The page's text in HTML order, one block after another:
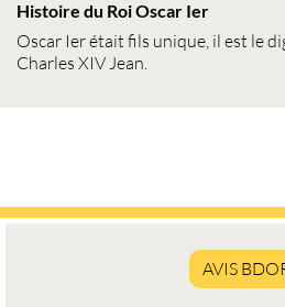
Histoire du Roi Oscar Ier
Oscar Ier était fils unique, il est le
Charles XIV Jean.
AVIS